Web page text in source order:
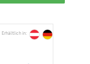
Erhältlich in: